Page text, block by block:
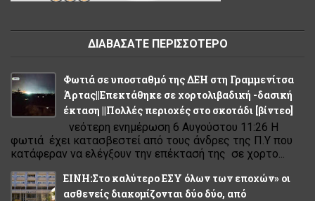
ΔΙΑΒΑΣΑΤΕ ΠΕΡΙΣΣΟΤΕΡΟ
Φωτιά σε υποσταθμό της ΔΕΗ στη Γραμμενίτσα
Άρτας||Επεκτάθηκε σε χορτολιβαδική -δασική
έκταση ||Πολλές περιοχές στο σκοτάδι [βίντεο]
νεότερη ενημέρωση 6 Αυγούστου 11:26 Η
φωτιά έχει κατασβεστεί από τους άνδρες της Π.Υ που
κατάφεραν να ελέγξουν την επέκτασή της σε χορτο...
ΕΙΝΗ:Στο καλύτερο ΕΣΥ όλων των εποχών» οι
ασθενείς διακομίζονται δύο δύο, από